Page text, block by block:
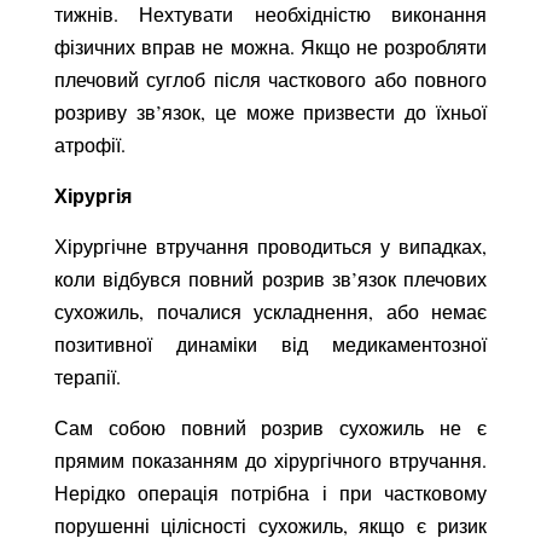
тижнів. Нехтувати необхідністю виконання
фізичних вправ не можна. Якщо не розробляти
плечовий суглоб після часткового або повного
розриву зв’язок, це може призвести до їхньої
атрофії.
Хірургія
Хірургічне втручання проводиться у випадках,
коли відбувся повний розрив зв’язок плечових
сухожиль, почалися ускладнення, або немає
позитивної динаміки від медикаментозної
терапії.
Сам собою повний розрив сухожиль не є
прямим показанням до хірургічного втручання.
Нерідко операція потрібна і при частковому
порушенні цілісності сухожиль, якщо є ризик